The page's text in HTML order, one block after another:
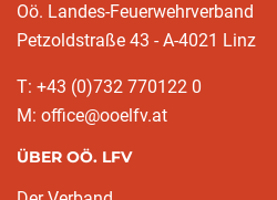
Oö. Landes-Feuerwehrverband
Petzoldstraße 43 - A-4021 Linz
T: +43 (0)732 770122 0
M: office@ooelfv.at
ÜBER OÖ. LFV